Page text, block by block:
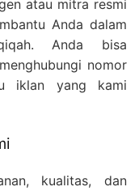
atau mitra resmi
Anda dalam
Anda bisa
nomor
iklan yang kami
kualitas, dan